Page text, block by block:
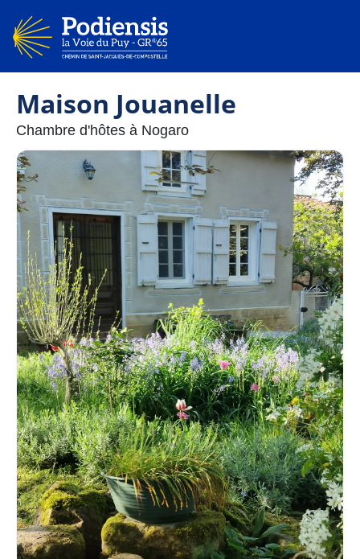
Maison Jouanelle
Chambre d'hôtes à Nogaro